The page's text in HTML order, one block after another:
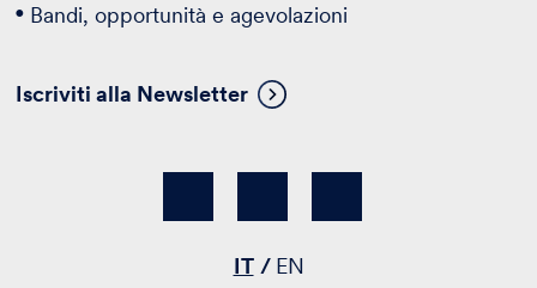
Bandi, opportunità e agevolazioni
Iscriviti alla Newsletter
IT EN